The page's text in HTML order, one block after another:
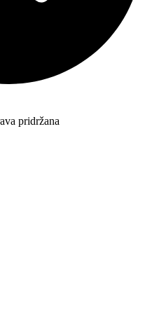
pridržana